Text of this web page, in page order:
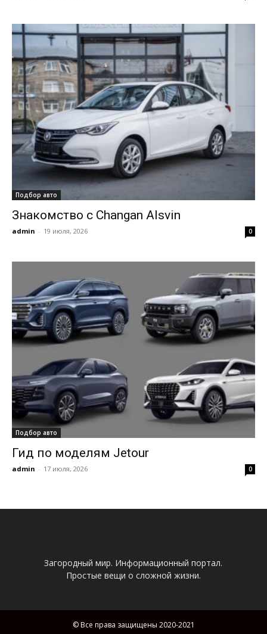
Подбор авто
Знакомство с Changan Alsvin
admin - 19 июля, 2026 0
Подбор авто
Гид по моделям Jetour
admin - 17 июля, 2026 0
Загородный мир. Информационный портал.
Простые вещи о сложной жизни.
© Все права защищены 2020-2021